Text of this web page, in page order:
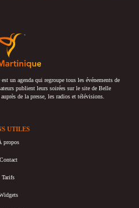
un agenda qui regroupe tous les événements de
publient leurs soirées sur le site de Belle
de la presse, les radios et télévisions.
UTILES
propos
Contact
Tarifs